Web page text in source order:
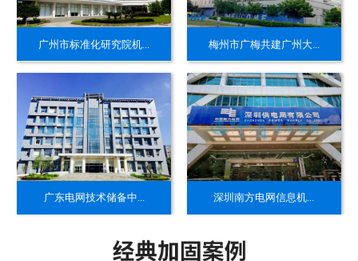
广州市标准化研究院机... 梅州市广梅共建广州大...
​广东电网技术储备中... ​深圳南方电网信息机...